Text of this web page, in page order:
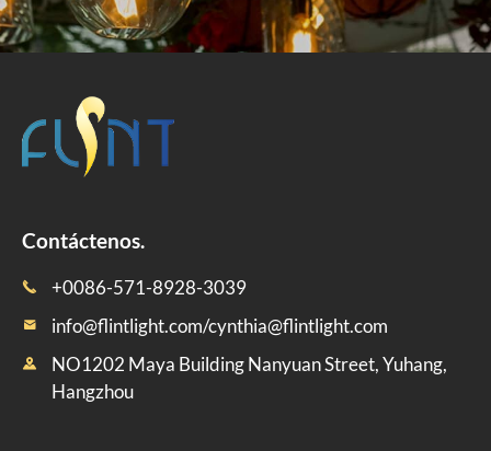
Contáctenos.
 +0086-571-8928-3039
 info@flintlight.com/cynthia@flintlight.com

NO1202 Maya Building Nanyuan Street, Yuhang,
Hangzhou